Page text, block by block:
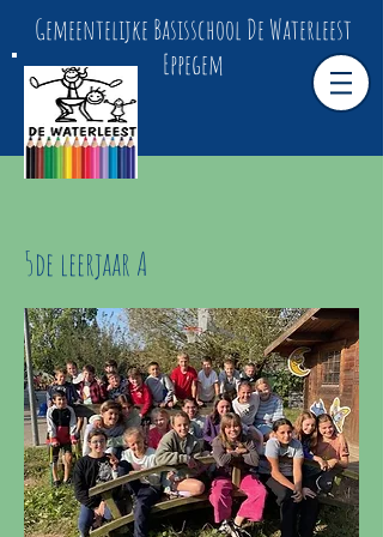
Gemeentelijke Basisschool De Waterleest
Eppegem
5de leerjaar A